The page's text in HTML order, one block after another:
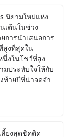
นิยามใหม่แห่ง
เต้นในช่วง
การนำเสนอการ
สูงที่สุดใน
นึ่งในโชว์ที่สูง
มประทับใจให้กับ
ท้ายปีที่น่าจดจำ
ยงสุดชิคติด